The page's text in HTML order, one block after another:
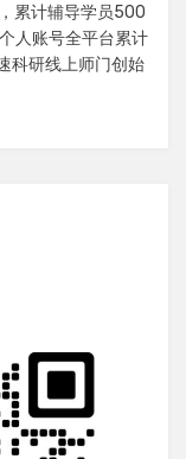
累计辅导学员500
人账号全平台累计
科研线上师门创始